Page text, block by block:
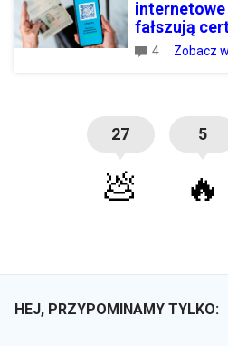
fałszują
4 Zobacz
27
💩
5
🔥
HEJ, PRZYPOMINAMY TYLKO: